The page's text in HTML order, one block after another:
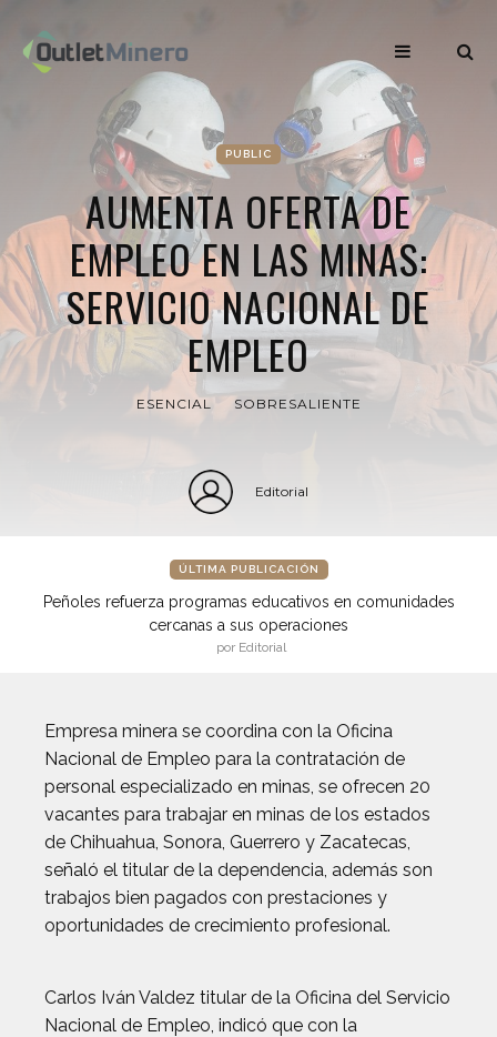
PUBLIC
AUMENTA OFERTA DE
EMPLEO EN LAS MINAS:
SERVICIO NACIONAL DE
EMPLEO
ESENCIAL SOBRESALIENTE
Editorial
ÚLTIMA PUBLICACIÓN
Peñoles refuerza programas educativos en comunidades
cercanas a sus operaciones
por Editorial
Empresa minera se coordina con la Oficina
Nacional de Empleo para la contratación de
personal especializado en minas, se ofrecen 20
vacantes para trabajar en minas de los estados
de Chihuahua, Sonora, Guerrero y Zacatecas,
señaló el titular de la dependencia, además son
trabajos bien pagados con prestaciones y
oportunidades de crecimiento profesional.
Carlos Iván Valdez titular de la Oficina del Servicio
Nacional de Empleo, indicó que con la